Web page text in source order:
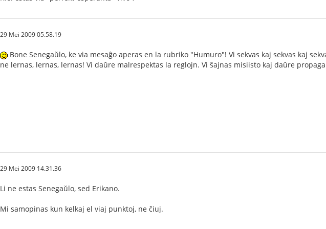
29 Mei 2009 05.58.19
Bone Senegaŭlo, ke via mesaĝo aperas en la rubriko "Humuro"! Vi sekvas kaj sekvas kaj
ne lernas, lernas, lernas! Vi daŭre malrespektas la reglojn. Vi ŝajnas misiisto kaj daŭre
29 Mei 2009 14.31.36
Li ne estas Senegaŭlo, sed Erikano.
Mi samopinas kun kelkaj el viaj punktoj, ne ĉiuj.